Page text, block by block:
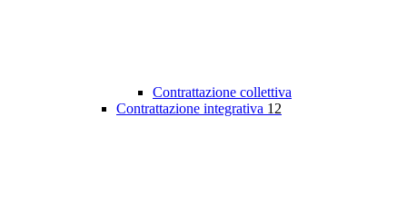
Contrattazione collettiva
Contrattazione integrativa 12